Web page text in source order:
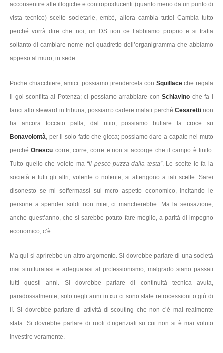
acconsentire alle illogiche e controproducenti (quanto meno da un punto di
vista tecnico) scelte societarie, embè, allora cambia tutto! Cambia tutto
perché vorrà dire che noi, un DS non ce l’abbiamo proprio e si tratta
soltanto di cambiare nome nel quadretto dell’organigramma che abbiamo
appeso al muro, in sede.
Poche chiacchiere, amici: possiamo prendercela con Squillaceche regala
il gol-sconfitta al Potenza; ci possiamo arrabbiare conSchiavino che fa i
lanci allo steward in tribuna; possiamo cadere malati perché Cesarettinon
ha ancora toccato palla, dal ritiro; possiamo buttare la croce su
Bonavolontà, per il solo fatto che gioca; possiamo dare a capate nel muto
perchéOnescu corre, corre, corre e non si accorge che il campo è finito.
Tutto quello che volete ma “il pesce puzza dalla testa”. Le scelte le fa la
società e tutti gli altri, volente o nolente, si attengono a tali scelte. Sarei
disonesto se mi soffermassi sul mero aspetto economico, incitando le
persone a spender soldi non miei, ci mancherebbe. Ma la sensazione,
anche quest’anno, che si sarebbe potuto fare meglio, a parità di impegno
economico, c’è.
Ma qui si aprirebbe un altro argomento. Si dovrebbe parlare di una società
mai strutturatasi e adeguatasi al professionismo, malgrado siano passati
tutti questi anni. Si dovrebbe parlare di continuità tecnica avuta,
paradossalmente, solo negli anni in cui ci sono state retrocessioni o giù di
lì. Si dovrebbe parlare di attività di scouting che non c’è mai realmente
stata. Si dovrebbe parlare di ruoli dirigenziali su cui non si è mai voluto
investire veramente.